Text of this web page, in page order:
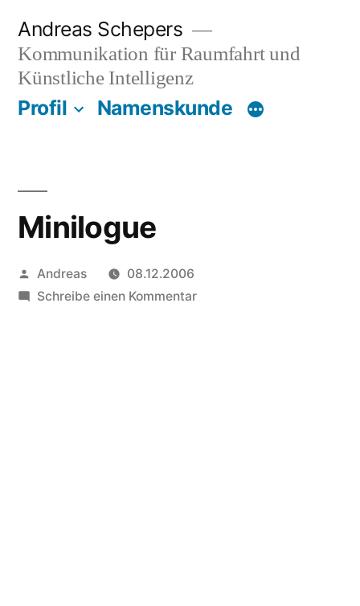
Inhalt
springen
Andreas Schepers
Kommunikation für Raumfahrt und
Künstliche Intelligenz
Profil Namenskunde
Minilogue
Veröffentlicht
von
Andreas
08.12.2006
Schreibe einen Kommentarzu